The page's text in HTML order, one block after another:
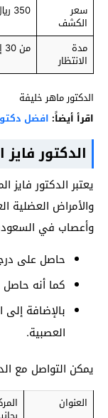
سعر
الكشف
350 ريال سعودي غير شامل الإجراءات
مدة
الانتظار
من 30 إلى 90 دقيقة
الدكتور ماهر خليفة
اقرأ أيضاً: افضل
الدكتور فايز
يعتبر الدكتور
والأمراض العضلية
وأعصاب في
حاصل على
كما أنه
بالإضافة إلى
العصبية.
يمكن التواصل مع
العنوان